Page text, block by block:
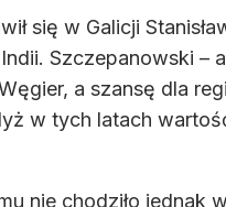
się w Galicji
Szczepanowski –
a szansę dla
w tych latach
nie chodziło jednak